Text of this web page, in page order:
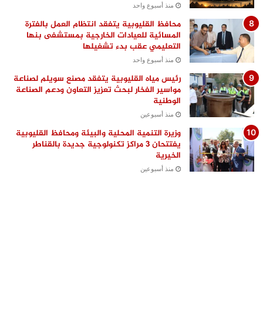
منذ أسبوع واحد
محافظ القليوبية يتفقد انتظام العمل بالفترة
المسائية للعيادات الخارجية بمستشفى بنها
التعليمي عقب بدء تشغيلها
منذ أسبوع واحد
رئيس مياه القليوبية يتفقد مصنع سويلم لصناعة
مواسير الفخار لبحث تعزيز التعاون ودعم الصناعة
الوطنية
منذ أسبوعين
وزيرة التنمية المحلية والبيئة ومحافظ القليوبية
يفتتحان 3 مراكز تكنولوجية جديدة بالقناطر
الخيرية
منذ أسبوعين